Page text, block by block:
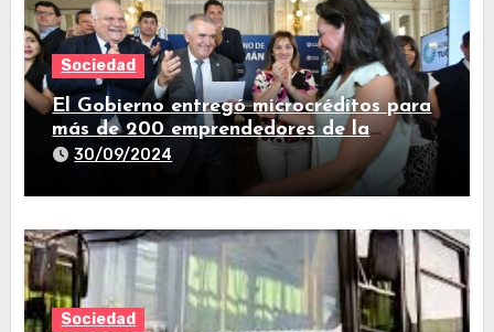
Sociedad
El Gobierno entregó microcréditos para
más de 200 emprendedores de la
provincia
30/09/2024
Sociedad